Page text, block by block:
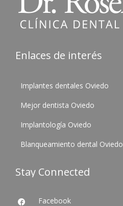
Enlaces de interés
Implantes dentales Oviedo
Mejor dentista Oviedo
Implantología Oviedo
Blanqueamiento dental Oviedo
Stay Connected
 Facebook